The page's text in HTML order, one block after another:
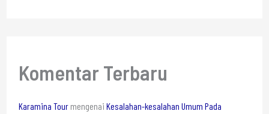
Komentar Terbaru
Karamina Tourmengenai Kesalahan-kesalahan Umum Pada